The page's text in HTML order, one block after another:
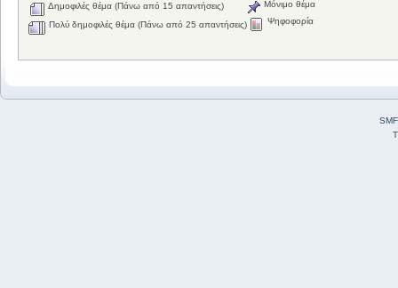
Δημοφιλές θέμα (Πάνω από 15 απαντήσεις)
Πολύ δημοφιλές θέμα (Πάνω από 25 απαντήσεις)
Μόνιμο θέμα
Ψηφοφορία